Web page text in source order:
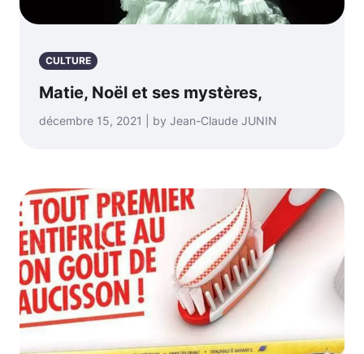
CULTURE
Matie, Noël et ses mystères,
décembre 15, 2021 | by Jean-Claude JUNIN